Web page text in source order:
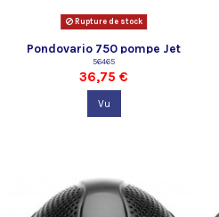
Rupture de stock
Pondovario 750 pompe Jet
d'eau Pontec
56465
36,75 €
Vu